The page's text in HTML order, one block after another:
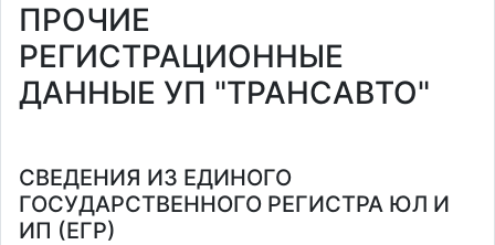
ПРОЧИЕ
РЕГИСТРАЦИОННЫЕ
ДАННЫЕ УП "ТРАНСАВТО"
СВЕДЕНИЯ ИЗ ЕДИНОГО
ГОСУДАРСТВЕННОГО РЕГИСТРА ЮЛ И
ИП (ЕГР)